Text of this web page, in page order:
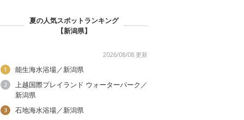
夏の人気スポットランキング
【新潟県】
2026/08/08 更新
1 能生海水浴場／新潟県
2
上越国際プレイランド ウォーターパーク／
新潟県
3 石地海水浴場／新潟県